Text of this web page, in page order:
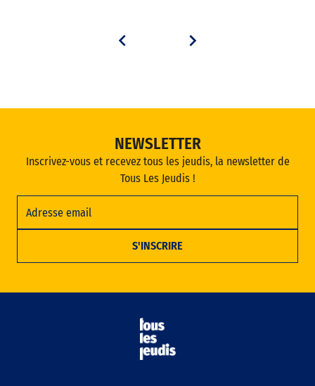
NEWSLETTER
Inscrivez-vous et recevez tous les jeudis, la newsletter de
Tous Les Jeudis !